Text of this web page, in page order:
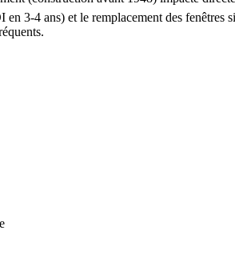
3-4 ans) et le remplacement des